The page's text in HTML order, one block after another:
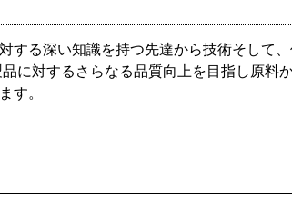
する深い知識を持つ先達から技術そして
に対するさらなる品質向上を目指し原料
す。